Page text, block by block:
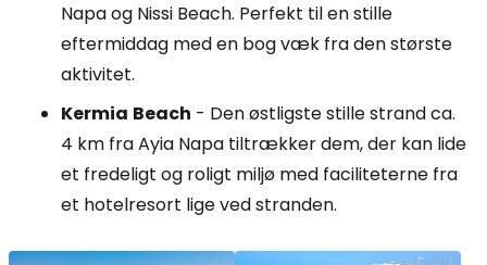
Napa og Nissi Beach. Perfekt til en stille
eftermiddag med en bog væk fra den største
aktivitet.
Kermia Beach - Den østligste stille strand ca.
4 km fra Ayia Napa tiltrækker dem, der kan lide
et fredeligt og roligt miljø med faciliteterne fra
et hotelresort lige ved stranden.